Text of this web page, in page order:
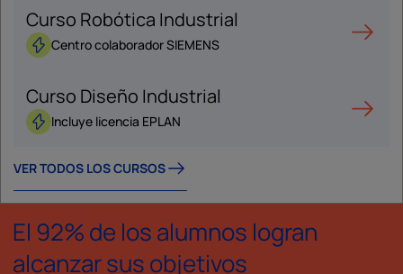
Curso Robótica Industrial
Centro colaborador SIEMENS
Curso Diseño Industrial
Incluye licencia EPLAN
VER TODOS LOS CURSOS
El 92% de los alumnos logran
alcanzar sus objetivos